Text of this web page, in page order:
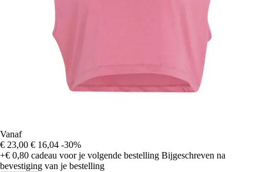
Vanaf
€ 23,00 € 16,04 -30%
+€ 0,80 cadeau voor je volgende bestelling Bijgeschreven na
bevestiging van je bestelling